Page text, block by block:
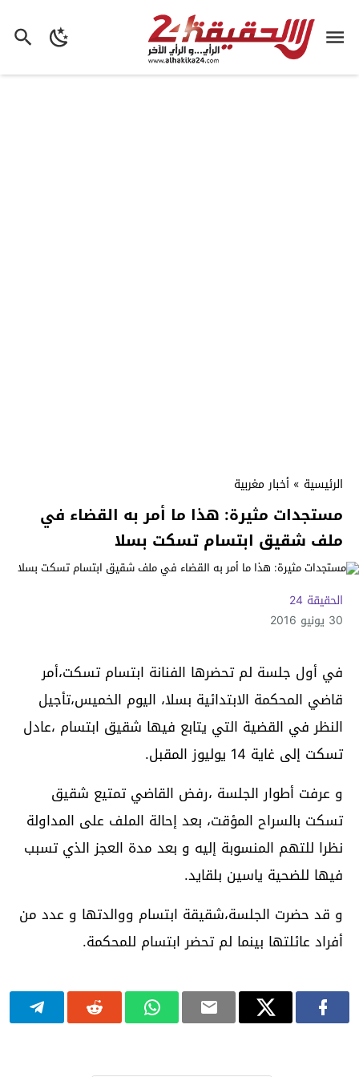
الرئيسية » أخبار مغربية
مستجدات مثيرة: هذا ما أمر به القضاء في
ملف شقيق ابتسام تسكت بسلا
الحقيقة 24
30 يونيو 2016
في أول جلسة لم تحضرها الفنانة ابتسام تسكت،أمر
قاضي المحكمة الابتدائية بسلا، اليوم الخميس،تأجيل
النظر في القضية التي يتابع فيها شقيق ابتسام ،عادل
تسكت إلى غاية 14 يوليوز المقبل.
و عرفت أطوار الجلسة ،رفض القاضي تمتيع شقيق
تسكت بالسراح المؤقت، بعد إحالة الملف على المداولة
نظرا للتهم المنسوبة إليه و بعد مدة العجز الذي تسبب
فيها للضحية ياسين بلقايد.
و قد حضرت الجلسة،شقيقة ابتسام ووالدتها و عدد من
أفراد عائلتها بينما لم تحضر ابتسام للمحكمة.